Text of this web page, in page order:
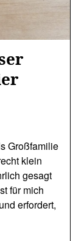
Großfamilie
klein
gesagt
für mich
erfordert,